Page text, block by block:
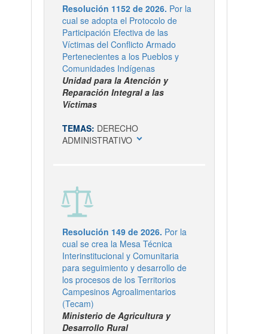
Resolución 1152 de 2026. Por la
cual se adopta el Protocolo de
Participación Efectiva de las
Víctimas del Conflicto Armado
Pertenecientes a los Pueblos y
Comunidades Indígenas
Unidad para la Atención y
Reparación Integral a las
Víctimas
TEMAS: DERECHO
ADMINISTRATIVO expand_more
Resolución 149 de 2026. Por la
cual se crea la Mesa Técnica
Interinstitucional y Comunitaria
para seguimiento y desarrollo de
los procesos de los Territorios
Campesinos Agroalimentarios
(Tecam)
Ministerio de Agricultura y
Desarrollo Rural